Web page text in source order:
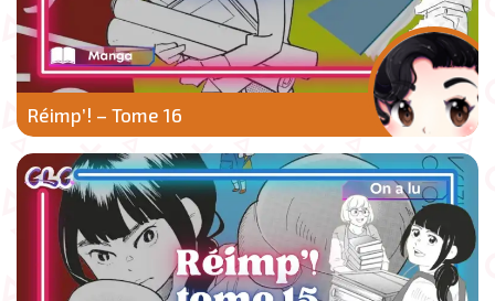
Réimp’! – Tome 16